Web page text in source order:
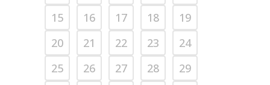
15
16 17 18
19
20
21 22 23
24
25
26 27 28
29